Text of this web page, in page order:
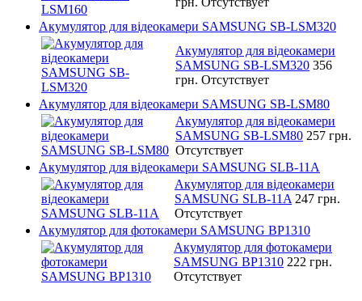
Акумулятор для відеокамери SAMSUNG SB-LSM320
Акумулятор для відеокамери
SAMSUNG SB-LSM320 356
грн. Отсутствует
Акумулятор для відеокамери SAMSUNG SB-LSM80
Акумулятор для відеокамери
SAMSUNG SB-LSM80 257 грн.
Отсутствует
Акумулятор для відеокамери SAMSUNG SLB-11A
Акумулятор для відеокамери
SAMSUNG SLB-11A 247 грн.
Отсутствует
Акумулятор для фотокамери SAMSUNG BP1310
Акумулятор для фотокамери
SAMSUNG BP1310 222 грн.
Отсутствует